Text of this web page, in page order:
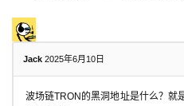
Jack 2025年6月10日
波场链TRON的黑洞地址是什么？就